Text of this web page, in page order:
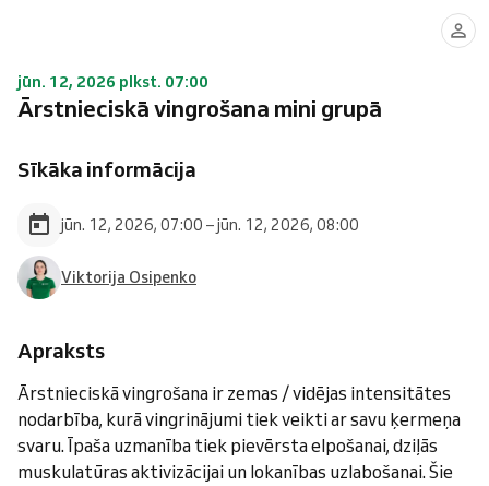
jūn. 12, 2026 plkst. 07:00
Ārstnieciskā vingrošana mini grupā
Sīkāka informācija
jūn. 12, 2026, 07:00 – jūn. 12, 2026, 08:00
Viktorija Osipenko
Apraksts
Ārstnieciskā vingrošana ir zemas / vidējas intensitātes
nodarbība, kurā vingrinājumi tiek veikti ar savu ķermeņa
svaru. Īpaša uzmanība tiek pievērsta elpošanai, dziļās
muskulatūras aktivizācijai un lokanības uzlabošanai. Šie